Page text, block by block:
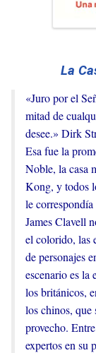
La
«Juro por el
mitad de
desee.» Dirk
Esa fue la
Noble, la casa
Kong, y todos
le
James Clavell
el colorido, las
de personajes
escenario es la
los británicos,
los chinos, que
provecho.
expertos en su